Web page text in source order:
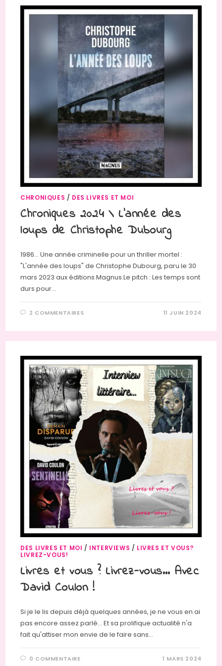
CHRONIQUES / DES LIVRES ET MOI
Chroniques 2024 \ L’année des
loups de Christophe Dubourg
1986... Une année criminelle pour un thriller mortel :
"L'année des loups" de Christophe Dubourg, paru le 30
mars 2023 aux éditions Magnus.Le pitch : Les temps sont
durs pour…
2 COMMENTAIRES 11 JUIN 2024
DES LIVRES ET MOI / INTERVIEWS / LIVRES ET VOUS?
LIVREZ-VOUS!
Livres et vous ? Livrez-vous… Avec
David Coulon !
Si je le lis depuis déjà quelques années, je ne vous en ai
pas encore assez parlé... Et sa prolifique actualité n'a
fait qu'attiser mon envie de le faire sans…
0 COMMENTAIRE 1 MARS 2024